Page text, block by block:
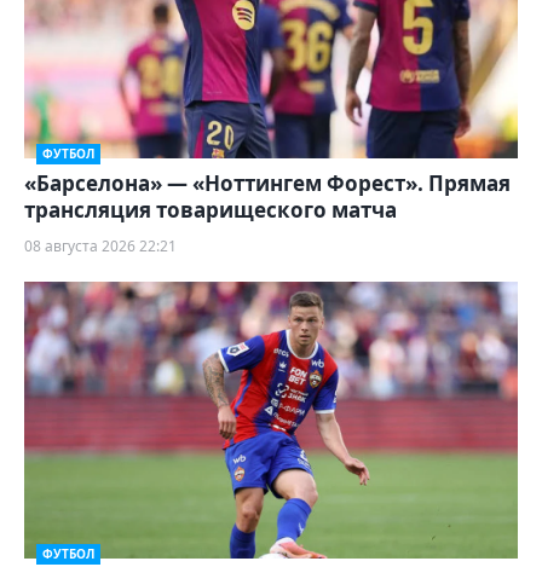
ФУТБОЛ
«Барселона» — «Ноттингем Форест». Прямая
трансляция товарищеского матча
08 августа 2026 22:21
ФУТБОЛ